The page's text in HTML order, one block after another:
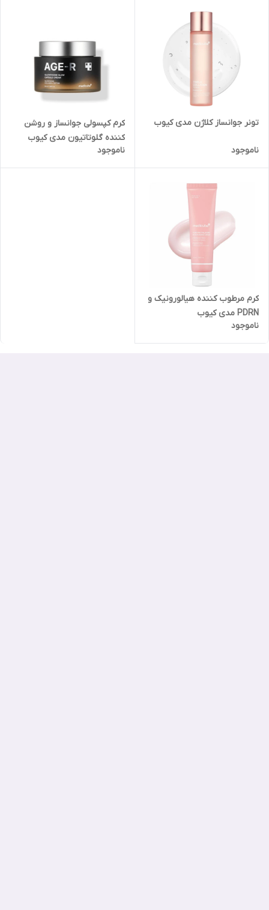
تونر جوانساز کلاژن مدی کیوب
ناموجود
کرم کپسولی جوانساز و روشن
کننده گلوتاتیون مدی کیوب
ناموجود
کرم مرطوب کننده هیالورونیک و
PDRN مدی کیوب
ناموجود